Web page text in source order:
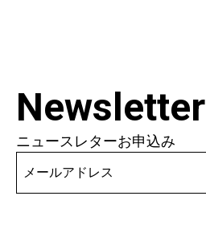
Newsletter
ニュースレターお申込み